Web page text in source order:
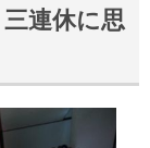
連休に思